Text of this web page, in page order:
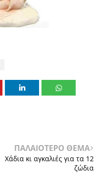
ΠΑΛΑΙΟΤΕΡΟ ΘΕΜΑ
Χάδια κι αγκαλιές για τα 12
ζώδια